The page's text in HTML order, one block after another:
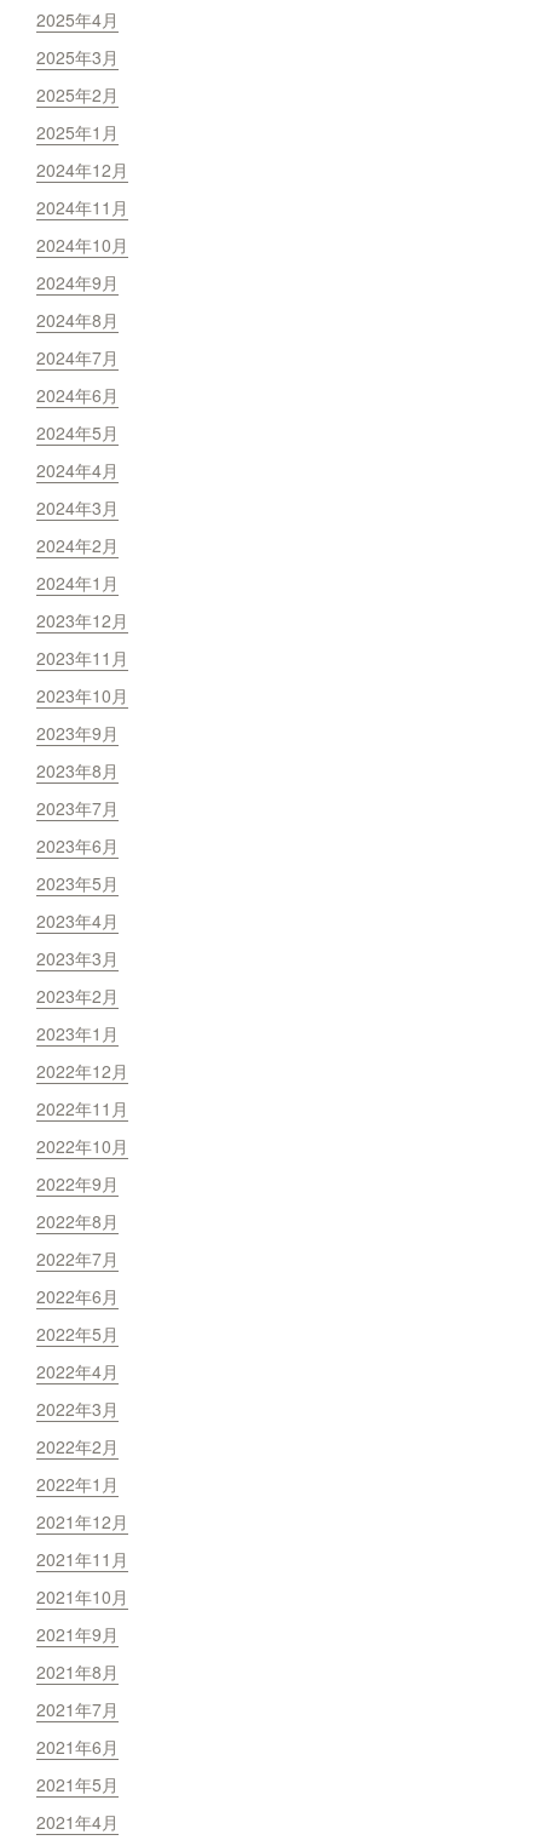
2025年4月
2025年3月
2025年2月
2025年1月
2024年12月
2024年11月
2024年10月
2024年9月
2024年8月
2024年7月
2024年6月
2024年5月
2024年4月
2024年3月
2024年2月
2024年1月
2023年12月
2023年11月
2023年10月
2023年9月
2023年8月
2023年7月
2023年6月
2023年5月
2023年4月
2023年3月
2023年2月
2023年1月
2022年12月
2022年11月
2022年10月
2022年9月
2022年8月
2022年7月
2022年6月
2022年5月
2022年4月
2022年3月
2022年2月
2022年1月
2021年12月
2021年11月
2021年10月
2021年9月
2021年8月
2021年7月
2021年6月
2021年5月
2021年4月